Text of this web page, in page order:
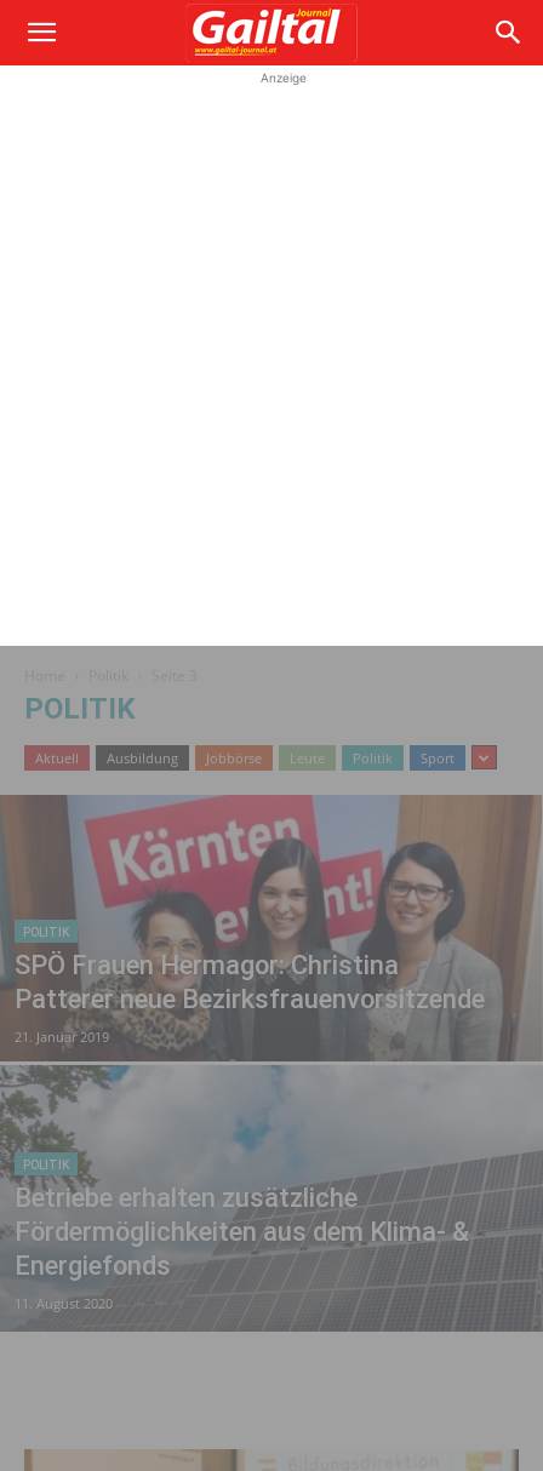
Anzeige
POLITIK
Aktuell Ausbildung Jobbörse Leute Politik Sport
POLITIK
SPÖ Frauen Hermagor: Christina
Patterer neue Bezirksfrauenvorsitzende
21. Januar 2019
POLITIK
Betriebe erhalten zusätzliche
Fördermöglichkeiten aus dem Klima- &
Energiefonds
11. August 2020